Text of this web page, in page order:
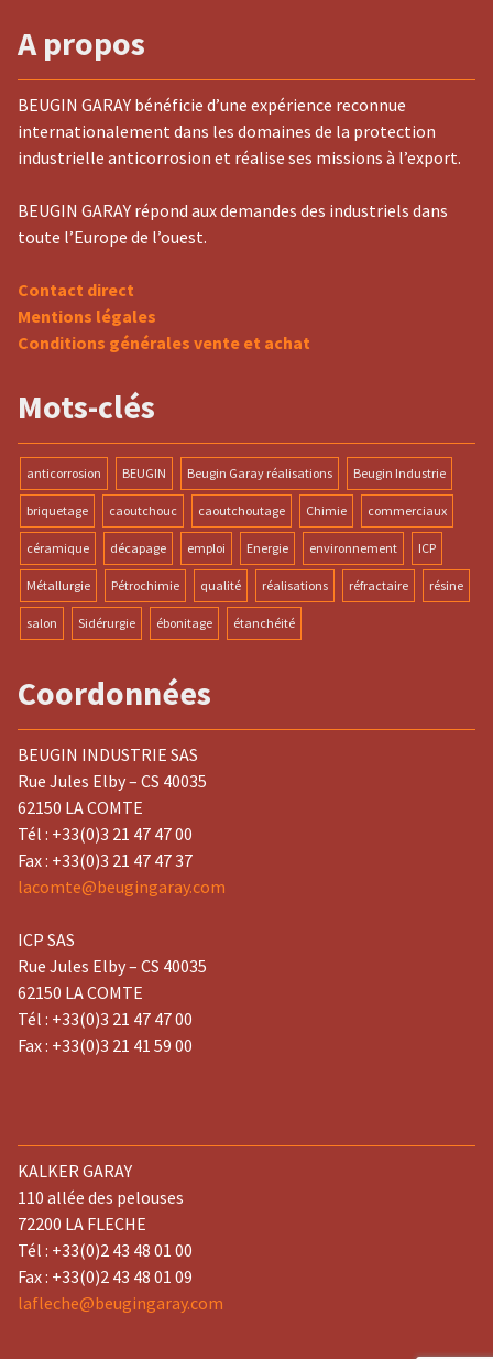
A propos
BEUGIN GARAY bénéficie d’une expérience reconnue
internationalement dans les domaines de la protection
industrielle anticorrosion et réalise ses missions à l’export.
BEUGIN GARAY répond aux demandes des industriels dans
toute l’Europe de l’ouest.
Contact direct
Mentions légales
Conditions générales vente et achat
Mots-clés
anticorrosion BEUGIN Beugin Garay réalisations Beugin Industrie
briquetage caoutchouc caoutchoutage Chimie commerciaux
céramique décapage emploi Energie environnement ICP
Métallurgie Pétrochimie qualité réalisations réfractaire résine
salon Sidérurgie ébonitage étanchéité
Coordonnées
BEUGIN INDUSTRIE SAS
Rue Jules Elby – CS 40035
62150 LA COMTE
Tél : +33(0)3 21 47 47 00
Fax : +33(0)3 21 47 47 37
lacomte@beugingaray.com
ICP SAS
Rue Jules Elby – CS 40035
62150 LA COMTE
Tél : +33(0)3 21 47 47 00
Fax : +33(0)3 21 41 59 00
KALKER GARAY
110 allée des pelouses
72200 LA FLECHE
Tél : +33(0)2 43 48 01 00
Fax : +33(0)2 43 48 01 09
lafleche@beugingaray.com